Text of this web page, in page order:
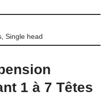
Single head
1 à 7 Têtes